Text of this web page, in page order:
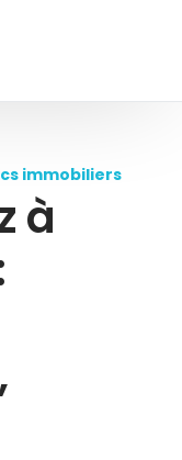
immobiliers
à